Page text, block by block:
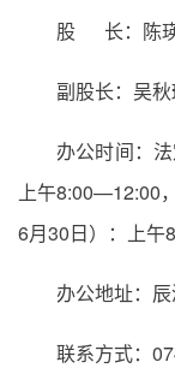
股 长：陈
副股长：吴
办公时间：
上午8:00—12:00
6月30日）：上午
办公地址：
联系方式：